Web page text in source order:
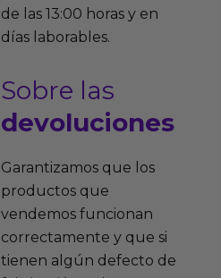
de las 13:00 horas y en
días laborables.
Sobre las
devoluciones
Garantizamos que los
productos que
vendemos funcionan
correctamente y que si
tienen algún defecto de